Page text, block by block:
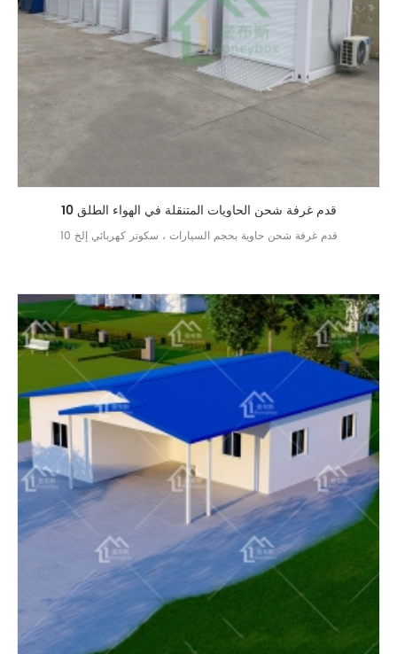
10 قدم غرفة شحن الحاويات المتنقلة في الهواء الطلق
10 قدم غرفة شحن حاوية بحجم السيارات ، سكوتر كهربائي إلخ